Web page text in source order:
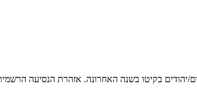
יהודים בקיטו בשנה האחרונה. אזהרת הנסיעה